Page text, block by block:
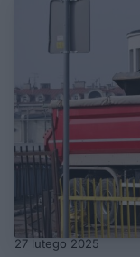
27 lutego 2025